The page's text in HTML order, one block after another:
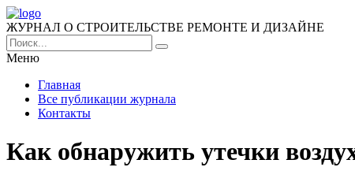
ЖУРНАЛ О СТРОИТЕЛЬСТВЕ РЕМОНТЕ И ДИЗАЙНЕ
Меню
Главная
Все публикации журнала
Контакты
Как обнаружить утечки